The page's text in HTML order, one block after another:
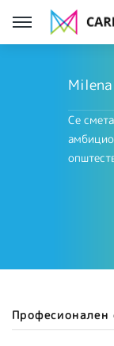
Се
Професионален